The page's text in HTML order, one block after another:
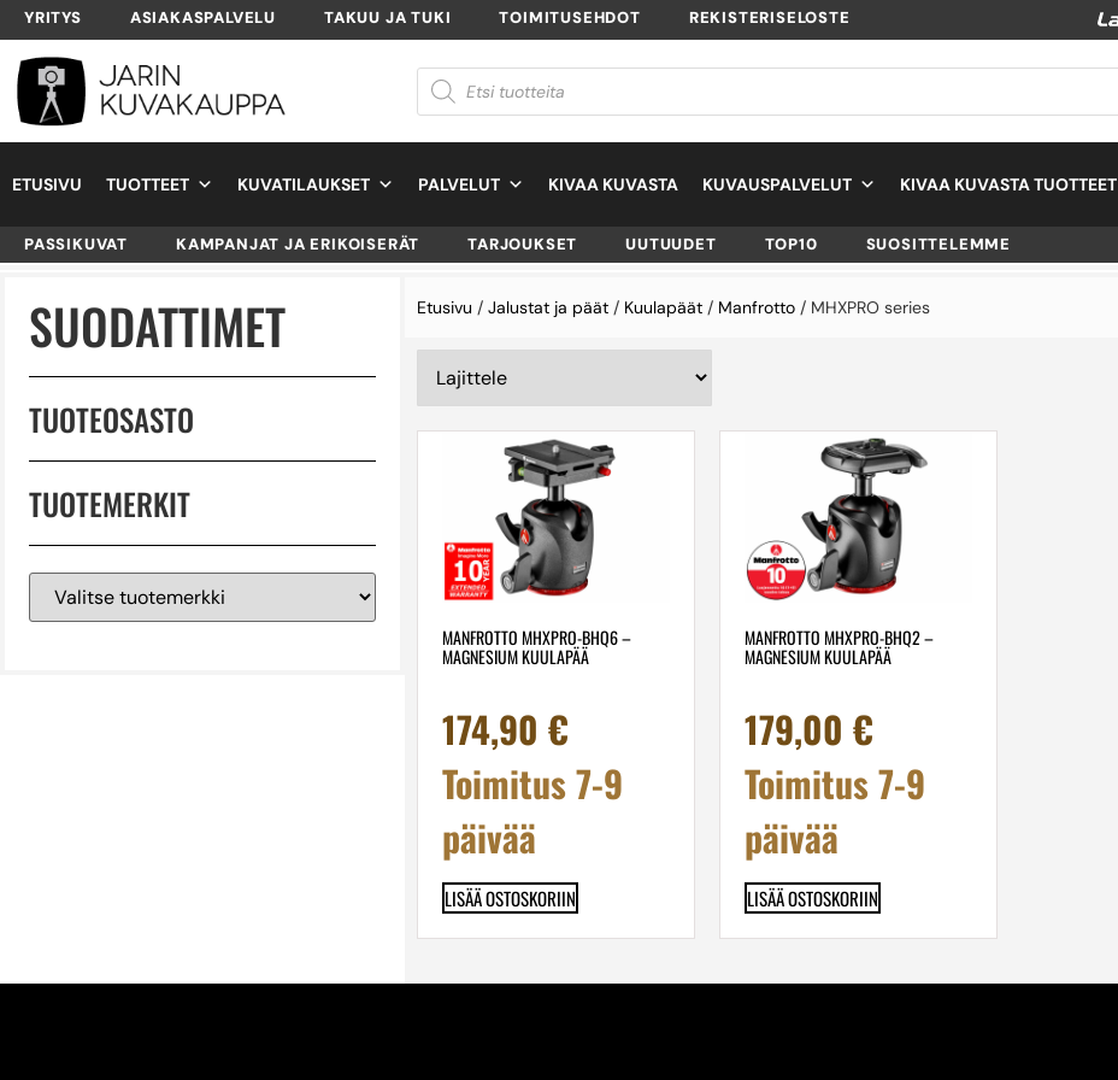
YRITYS ASIAKASPALVELU TAKUU JA TUKI TOIMITUSEHDOT REKISTERISELOSTE
ETUSIVU TUOTTEET KUVATILAUKSET PALVELUT KIVAA KUVASTA KUVAUSPALVELUT KIVAA KUVASTA TUOTTEET
PASSIKUVAT KAMPANJAT JA ERIKOISERÄT TARJOUKSET UUTUUDET TOP10 SUOSITTELEMME
SUODATTIMET
TUOTEOSASTO
TUOTEMERKIT
Etusivu / Jalustat ja päät / Kuulapäät / Manfrotto / MHXPRO series
MANFROTTO MHXPRO-BHQ6 –
MAGNESIUM KUULAPÄÄ
174,90 €
Toimitus 7-9
päivää
LISÄÄ OSTOSKORIIN
MANFROTTO MHXPRO-BHQ2 –
MAGNESIUM KUULAPÄÄ
179,00 €
Toimitus 7-9
päivää
LISÄÄ OSTOSKORIIN